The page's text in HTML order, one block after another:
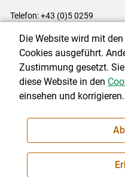
Telefon: +43 (0)5 0259
Impressum|Kontakt|
Cookie-Einstellungen
NEWSLETTER
Die Website wird mit
Cookies ausgeführt.
Zustimmung gesetzt.
diese Website in den
einsehen und korrigieren.